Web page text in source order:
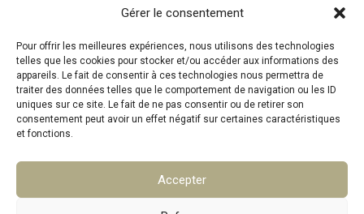
Gérer le consentement
Pour offrir les meilleures expériences, nous utilisons des technologies
telles que les cookies pour stocker et/ou accéder aux informations des
appareils. Le fait de consentir à ces technologies nous permettra de
traiter des données telles que le comportement de navigation ou les ID
uniques sur ce site. Le fait de ne pas consentir ou de retirer son
consentement peut avoir un effet négatif sur certaines caractéristiques
et fonctions.
Accepter
Téléphone : 07.83.05.00.26
Mail :mpa@srat.fr